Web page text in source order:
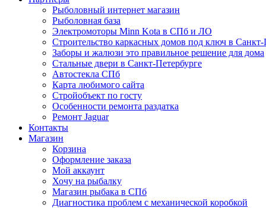
Рыболовный интернет магазин
Рыболовная база
Электромоторы Minn Kota в СПб и ЛО
Строительство каркасных домов под ключ в Санкт-
Заборы и жалюзи это правильное решение для дома
Стальные двери в Санкт-Петербурге
Автостекла СПб
Карта любимого сайта
Стройобъект по госту
Особенности ремонта раздатка
Ремонт Jaguar
Контакты
Магазин
Корзина
Оформление заказа
Мой аккаунт
Хочу на рыбалку
Магазин рыбака в СПб
Диагностика проблем с механической коробкой